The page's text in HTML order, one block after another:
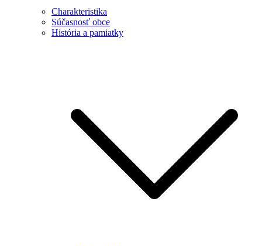
Charakteristika
Súčasnosť obce
História a pamiatky